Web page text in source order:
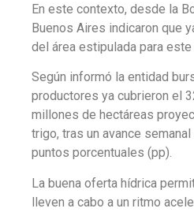
En este contexto, desde la
Buenos Aires indicaron que
del área estipulada para
Según informó la entidad
productores ya cubrieron el
millones de hectáreas
trigo, tras un avance
puntos porcentuales (pp).
La buena oferta hídrica
lleven a cabo a un ritmo